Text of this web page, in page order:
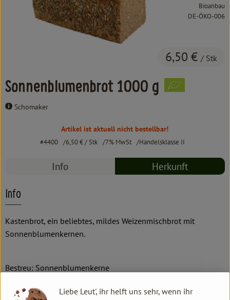
Kochen & Backen
Süß & Pikant
Einkaufen
Sonnenblumenbrot 1000 g
Schomaker
6,50 € / Stk
Bioanbau
, Kontrollstelle:
DE-ÖKO-006
Artikel ist aktuell nicht bestellbar!
#4400 6,50 €/ Stk 7% MwSt Handelsklasse II
Info Herkunft
Info
Kastenbrot, ein beliebtes, mildes Weizenmischbrot mit
Sonnenblumenkernen.
Bestreu: Sonnenblumenkerne
Liebe Leut', ihr helft uns sehr, wenn ihr